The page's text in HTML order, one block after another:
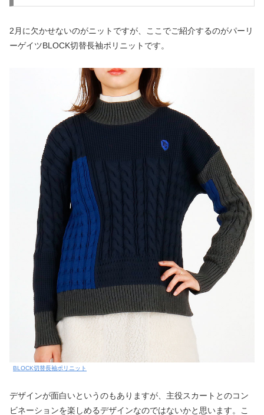
2月に欠かせないのがニットですが、ここでご紹介するのがパーリ
ーゲイツBLOCK切替長袖ポリニットです。
BLOCK切替長袖ポリニット
デザインが面白いというのもありますが、主役スカートとのコン
ビネーションを楽しめるデザインなのではないかと思います。こ